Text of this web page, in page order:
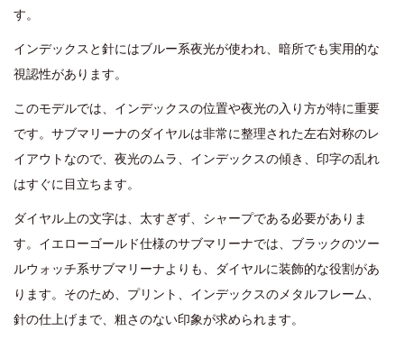
す。
インデックスと針にはブルー系夜光が使われ、暗所でも実用的な
視認性があります。
このモデルでは、インデックスの位置や夜光の入り方が特に重要
です。サブマリーナのダイヤルは非常に整理された左右対称のレ
イアウトなので、夜光のムラ、インデックスの傾き、印字の乱れ
はすぐに目立ちます。
ダイヤル上の文字は、太すぎず、シャープである必要がありま
す。イエローゴールド仕様のサブマリーナでは、ブラックのツー
ルウォッチ系サブマリーナよりも、ダイヤルに装飾的な役割があ
ります。そのため、プリント、インデックスのメタルフレーム、
針の仕上げまで、粗さのない印象が求められます。